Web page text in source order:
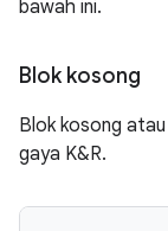
bawah ini.
Blok kosong
Blok kosong
gaya K&R.